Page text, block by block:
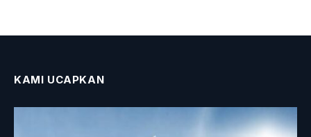
KAMI UCAPKAN